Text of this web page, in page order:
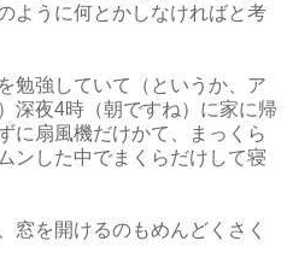
ように何とかしなければと考
勉強していて（というか、ア
深夜4時（朝ですね）に家に帰
に扇風機だけかて、まっくら
ンした中でまくらだけして寝
窓を開けるのもめんどくさく